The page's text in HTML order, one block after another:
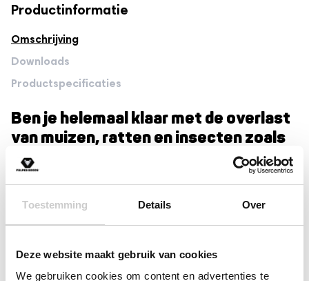
Toestemming Details Over
Deze website maakt gebruik van cookies
We gebruiken cookies om content en advertenties te
Productinformatie
Omschrijving
Downloads
Productspecificaties
Ben je helemaal klaar met de overlast
van muizen, ratten en insecten zoals
muggen? Wil je dat dit ongedierte
eindelijk ver weg van je huis weg blijft?
goed en daarom hebben wij dankzij de
in-1 ultrasone ongedierte verjager
PRO ontwikkeld die al het ongedierte